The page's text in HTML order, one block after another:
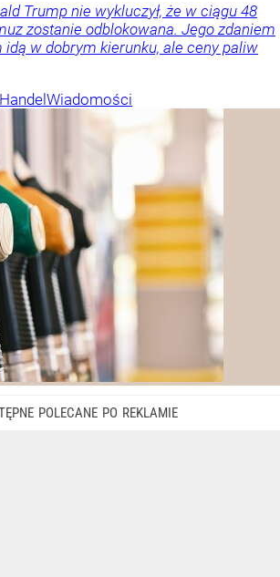
Trump nie wykluczył, że w ciągu 48
zostanie odblokowana. Jego zdaniem
idą w dobrym kierunku, ale ceny paliw
HandelWiadomości